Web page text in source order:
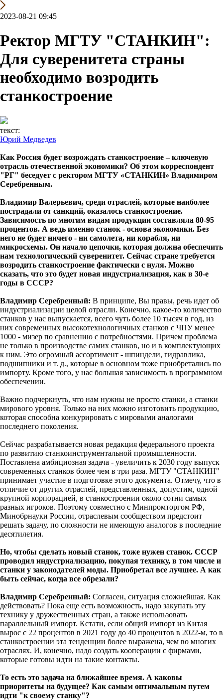
2023-08-21 09:45
Ректор МГТУ "СТАНКИН":
Для суверенитета страны
необходимо возродить
станкостроение
текст:
Юрий Медведев
Как Россия будет возрождать станкостроение – ключевую
отрасль отечественной экономики? Об этом корреспондент
"РГ" беседует с ректором МГТУ «СТАНКИН» Владимиром
Серебренным.
Владимир Валерьевич, среди отраслей, которые наиболее
пострадали от санкций, оказалось станкостроение.
Зависимость по многим видам продукции составляла 80-95
процентов. А ведь именно станок - основа экономики. Без
него не будет ничего - ни самолета, ни корабля, ни
микросхемы. Он начало цепочки, которая должна обеспечить
нам технологический суверенитет. Сейчас стране требуется
возродить станкостроение фактически с нуля. Можно
сказать, что это будет новая индустриализация, как в 30-е
годы в СССР?
Владимир Серебренный: В принципе, Вы правы, речь идет об
индустриализации целой отрасли. Конечно, какое-то количество
станков у нас выпускается, всего чуть более 10 тысяч в год, из
них современных высокотехнологичных станков с ЧПУ менее
1000 - мизер по сравнению с потребностями. Причем проблема
не только в производстве самих станков, но и в комплектующих
к ним. Это огромный ассортимент - шпиндели, гидравлика,
подшипники и т. д., которые в основном тоже приобретались по
импорту. Кроме того, у нас большая зависимость в программном
обеспечении.
Важно подчеркнуть, что нам нужны не просто станки, а станки
мирового уровня. Только на них можно изготовить продукцию,
которая способна конкурировать с мировыми аналогами
последнего поколения.
Сейчас разрабатывается новая редакция федерального проекта
по развитию станкоинструментальной промышленности.
Поставлена амбициозная задача - увеличить к 2030 году выпуск
современных станков более чем в три раза. МГТУ "СТАНКИН"
принимает участие в подготовке этого документа. Отмечу, что в
отличие от других отраслей, представленных, допустим, одной
крупной корпорацией, в станкостроении около сотни самых
разных игроков. Поэтому совместно с Минпромторгом РФ,
Минобрнауки России, отраслевым сообществом предстоит
решать задачу, по сложности не имеющую аналогов в последние
десятилетия.
Но, чтобы сделать новый станок, тоже нужен станок. СССР
проводил индустриализацию, покупая технику, в том числе и
станки у законодателей моды. Приобретал все лучшее. А как
быть сейчас, когда все обрезали?
Владимир Серебренный: Согласен, ситуация сложнейшая. Как
действовать? Пока еще есть возможность, надо закупать эту
технику у дружественных стран, а также использовать
параллельный импорт. Кстати, если общий импорт из Китая
вырос с 22 процентов в 2021 году до 40 процентов в 2022-м, то в
станкостроении эта тенденции более выражена, чем во многих
отраслях. И, конечно, надо создать кооперации с фирмами,
которые готовы идти на такие контакты.
То есть это задача на ближайшее время. А каковы
приоритеты на будущее? Как самым оптимальным путем
идти "к своему станку"?